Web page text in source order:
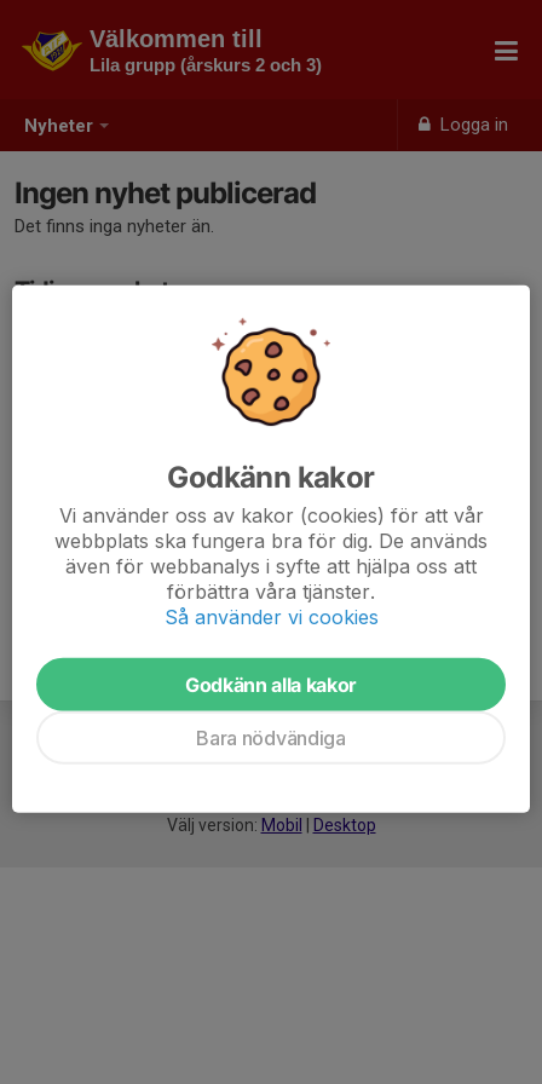
Nyheter Logga in
Välkommen till
Lila grupp (årskurs 2 och 3)
Ingen nyhet publicerad
Det finns inga nyheter än.
Tidigare nyheter
Det finns inga tidigare nyheter
Välj version: Mobil Desktop
Godkänn kakor
Vi använder oss av kakor (cookies) för att vår
webbplats ska fungera bra för dig. De används
även för webbanalys i syfte att hjälpa oss att
förbättra våra tjänster.
Så använder vi cookies
Godkänn alla kakor
Bara nödvändiga